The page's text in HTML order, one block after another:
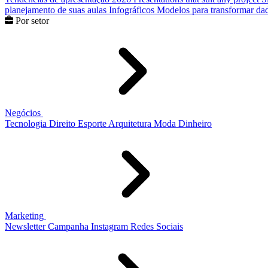
planejamento de suas aulas Infográficos Modelos para transformar
Por setor
Negócios
Tecnologia Direito Esporte Arquitetura Moda Dinheiro
Marketing
Newsletter Campanha Instagram Redes Sociais